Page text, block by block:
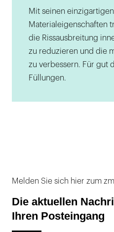
Mit seinen einzigartigen
Materialeigenschaften
die Rissausbreitung
zu reduzieren und die
zu verbessern. Für gut
Füllungen.
Melden Sie sich hier zum
Die aktuellen
Ihren Posteingang